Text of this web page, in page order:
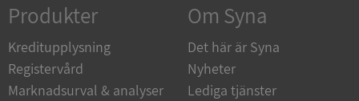
Produkter
Kreditupplysning
Registervård
Marknadsurval & analyser
Om Syna
Det här är Syna
Nyheter
Lediga tjänster
.syna.se